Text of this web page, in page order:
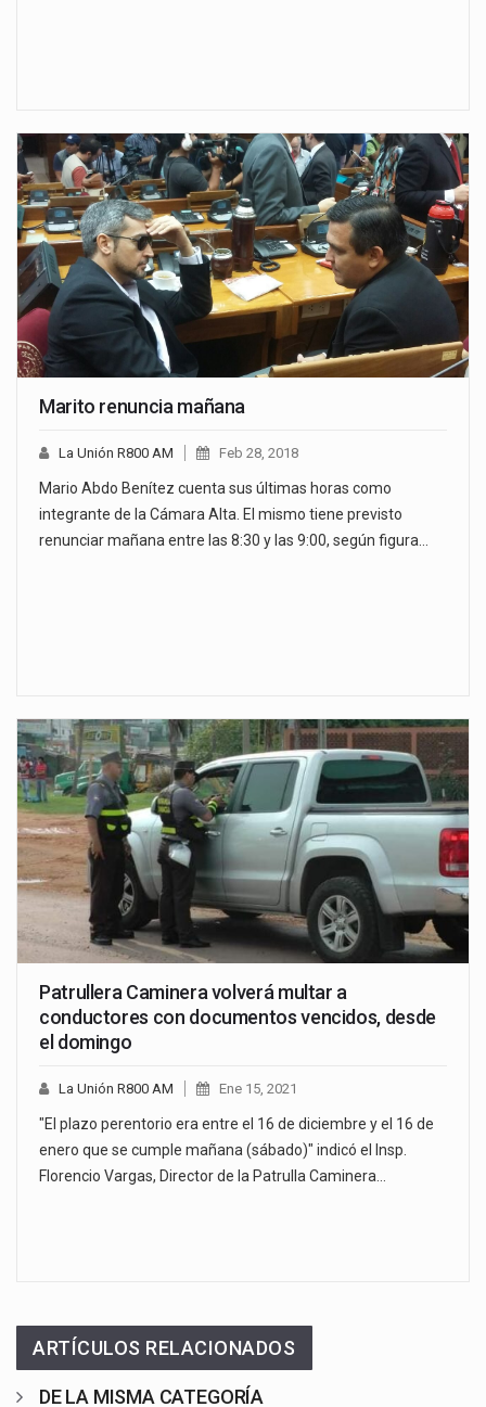
Marito renuncia mañana
La Unión R800 AM Feb 28, 2018
Mario Abdo Benítez cuenta sus últimas horas como
integrante de la Cámara Alta. El mismo tiene previsto
renunciar mañana entre las 8:30 y las 9:00, según figura…
Patrullera Caminera volverá multar a
conductores con documentos vencidos, desde
el domingo
La Unión R800 AM Ene 15, 2021
"El plazo perentorio era entre el 16 de diciembre y el 16 de
enero que se cumple mañana (sábado)" indicó el Insp.
Florencio Vargas, Director de la Patrulla Caminera…
ARTÍCULOS RELACIONADOS
DE LA MISMA CATEGORÍA